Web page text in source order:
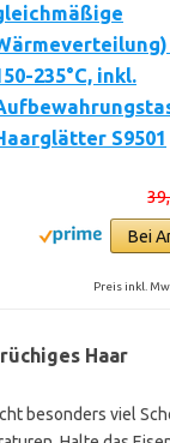
235°C, inkl.
S9501
Bei
Preis inkl.
Haar
besonders viel